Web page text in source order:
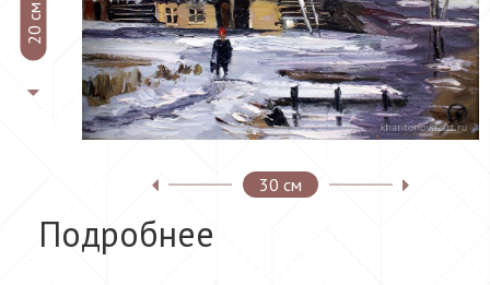
30 см
20 см
Подробнее